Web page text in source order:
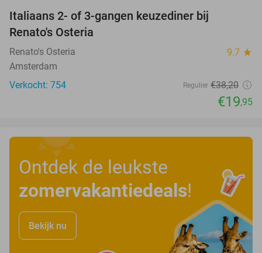
Italiaans 2- of 3-gangen keuzediner bij
Renato's Osteria
Renato's Osteria 9.7 star
Amsterdam
Verkocht: 754
Regulier €38,20
€19,95
Ontdek de leukste
zomervakantiedeals!
Bekijk nu